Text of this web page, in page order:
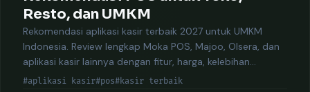
Resto, dan UMKM
Rekomendasi aplikasi kasir terbaik 2027 untuk UMKM
Indonesia. Review lengkap Moka POS, Majoo, Olsera, dan
aplikasi kasir lainnya dengan fitur, harga, kelebihan
kekurangan.
#aplikasi kasir#pos#kasir terbaik